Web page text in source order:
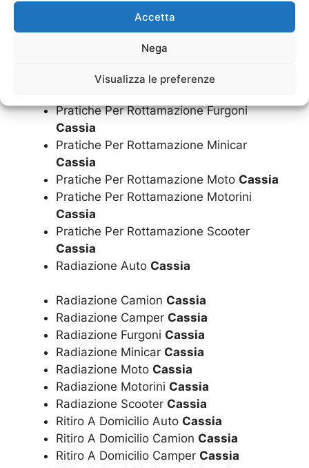
Accetta
Nega
Visualizza le preferenze
Pratiche Per Rottamazione Auto
Pratiche Per Rottamazione Camion
Pratiche Per Rottamazione Camper
Pratiche Per Rottamazione Furgoni
Cassia
Pratiche Per Rottamazione Minicar
Cassia
Pratiche Per Rottamazione Moto Cassia
Pratiche Per Rottamazione Motorini
Cassia
Pratiche Per Rottamazione Scooter
Cassia
Radiazione Auto Cassia
Radiazione Camion Cassia
Radiazione Camper Cassia
Radiazione Furgoni Cassia
Radiazione Minicar Cassia
Radiazione Moto Cassia
Radiazione Motorini Cassia
Radiazione Scooter Cassia
Ritiro A Domicilio Auto Cassia
Ritiro A Domicilio Camion Cassia
Ritiro A Domicilio Camper Cassia